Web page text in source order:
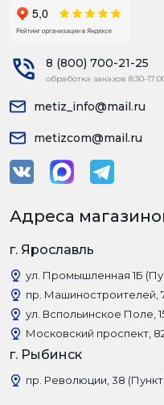
8 (800) 700-21-25
обработка заказов 8:30-
metiz_info@mail.ru
metizcom@mail.ru
Адреса
г. Ярославль
ул. Промышленная 1Б
пр. Машиностроителей,
ул. Вспольинское Поле,
Московский проспект,
г. Рыбинск
пр. Революции, 38